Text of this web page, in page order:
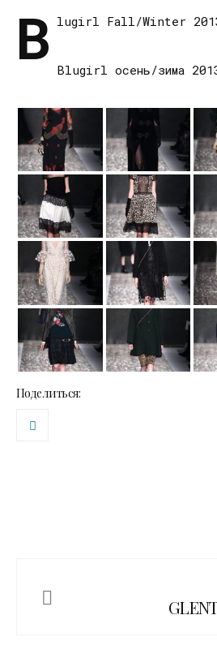
B lugirl Fall/Winter
Blugirl осень/зима
Поделиться: